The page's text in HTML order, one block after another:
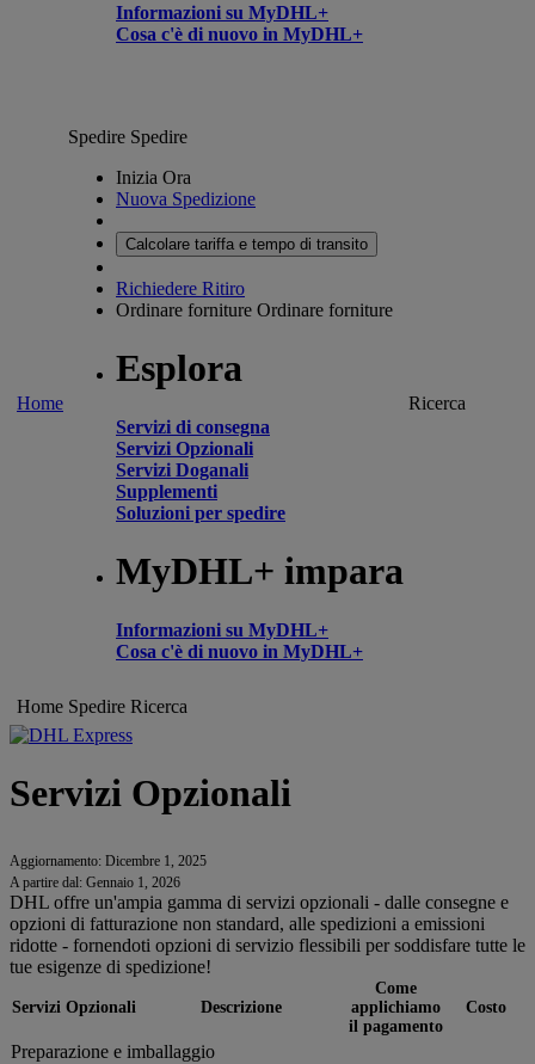
Informazioni su MyDHL+
Cosa c'è di nuovo in MyDHL+
Home
Spedire Spedire
Inizia Ora
Nuova Spedizione
Calcolare tariffa e tempo di transito
Richiedere Ritiro
Ordinare forniture Ordinare forniture
Esplora
Servizi di consegna
Servizi Opzionali
Servizi Doganali
Supplementi
Soluzioni per spedire
MyDHL+ impara
Informazioni su MyDHL+
Cosa c'è di nuovo in MyDHL+
Ricerca
Home Spedire Ricerca
Servizi Opzionali
Aggiornamento: Dicembre 1, 2025
A partire dal: Gennaio 1, 2026
DHL offre un'ampia gamma di servizi opzionali - dalle consegne e
opzioni di fatturazione non standard, alle spedizioni a emissioni
ridotte - fornendoti opzioni di servizio flessibili per soddisfare tutte le
tue esigenze di spedizione!
Servizi Opzionali Descrizione
Come
applichiamo
il pagamento
Costo
Preparazione e imballaggio